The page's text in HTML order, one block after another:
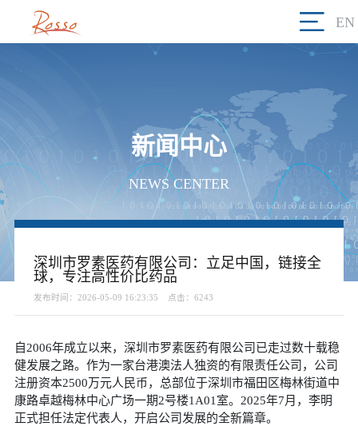
EN
新闻中心
NEWS CENTER
深圳市罗素医药有限公司：立足中国，链接全
球，专注高性价比药品
发布时间：2026-05-09 16:23:35 点击：6243
自2006年成立以来，深圳市罗素医药有限公司已走过数十载稳
健发展之路。作为一家台港澳法人独资的有限责任公司，公司
注册资本2500万元人民币，总部位于深圳市福田区梅林街道中
康路卓越梅林中心广场一期2号楼1A01 室。 2025年7月，李明
正式担任法定代表人，开启公司发展的全新篇章。